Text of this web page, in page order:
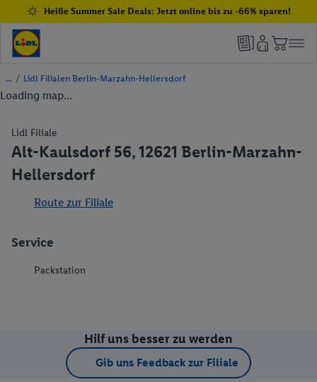
Heiße Summer Sale Deals: Jetzt online bis zu -66% sparen!
/ Lidl Filialen Berlin-Marzahn-Hellersdorf
Loading map...
Lidl Filiale
Alt-Kaulsdorf 56, 12621 Berlin-Marzahn-
Hellersdorf
Route zur Filiale
Service
Packstation
Hilf uns besser zu werden
Gib uns Feedback zur Filiale